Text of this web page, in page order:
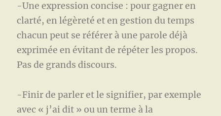
-Une expression concise : pour gagner en
clarté, en légèreté et en gestion du temps
chacun peut se référer à une parole déjà
exprimée en évitant de répéter les propos.
Pas de grands discours.
-Finir de parler et le signifier, par exemple
avec « j’ai dit » ou un terme à la